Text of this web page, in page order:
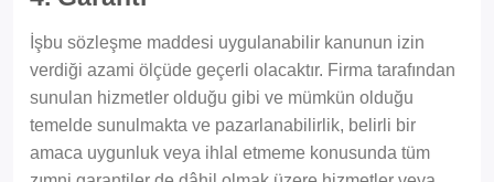
İşbu sözleşme maddesi uygulanabilir kanunun izin
verdiği azami ölçüde geçerli olacaktır. Firma tarafından
sunulan hizmetler olduğu gibi ve mümkün olduğu
temelde sunulmakta ve pazarlanabilirlik, belirli bir
amaca uygunluk veya ihlal etmeme konusunda tüm